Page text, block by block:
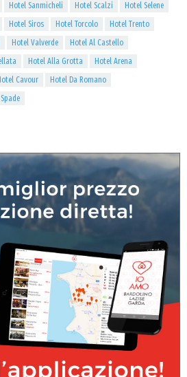
Hotel Sanmicheli Hotel Scalzi
Hotel Selene
Hotel Siros Hotel Torcolo
Hotel Trento
Hotel Valverde
Hotel Al Castello
Hotel Alla Grotta
Hotel Arena
Cavour
Hotel Da Romano